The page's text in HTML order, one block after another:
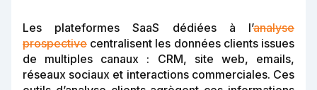
Les plateformes SaaS dédiées à l’analyse
prospective centralisent les données clients issues
de multiples canaux : CRM, site web, emails,
réseaux sociaux et interactions commerciales. Ces